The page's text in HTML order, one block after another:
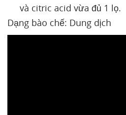
và citric acid vừa đủ 1 lọ.
Dạng bào chế: Dung dịch